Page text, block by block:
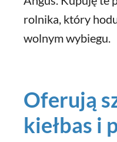
rolnika, który
wolnym wybiegu.
Oferują
kiełbas i